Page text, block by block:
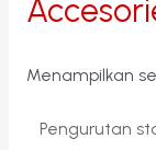
Menampilkan